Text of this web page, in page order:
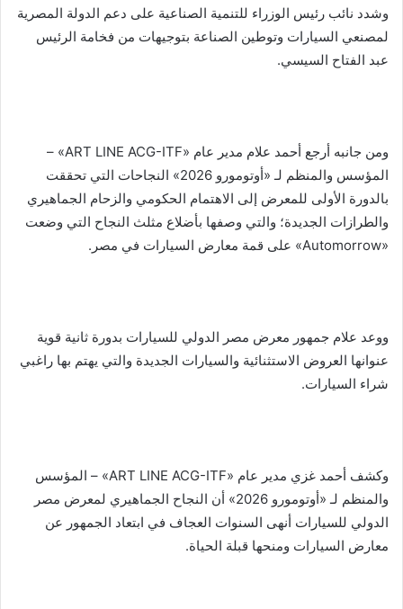
وشدد نائب رئيس الوزراء للتنمية الصناعية على دعم الدولة المصرية
لمصنعي السيارات وتوطين الصناعة بتوجيهات من فخامة الرئيس
عبد الفتاح السيسي.
ومن جانبه أرجع أحمد علام مدير عام «ART LINE ACG-ITF» –
المؤسس والمنظم لـ «أوتومورو 2026» النجاحات التي تحققت
بالدورة الأولى للمعرض إلى الاهتمام الحكومي والزحام الجماهيري
والطرازات الجديدة؛ والتي وصفها بأضلاع مثلث النجاح التي وضعت
«Automorrow» على قمة معارض السيارات في مصر.
ووعد علام جمهور معرض مصر الدولي للسيارات بدورة ثانية قوية
عنوانها العروض الاستثنائية والسيارات الجديدة والتي يهتم بها راغبي
شراء السيارات.
وكشف أحمد غزي مدير عام «ART LINE ACG-ITF» – المؤسس
والمنظم لـ «أوتومورو 2026» أن النجاح الجماهيري لمعرض مصر
الدولي للسيارات أنهى السنوات العجاف في ابتعاد الجمهور عن
معارض السيارات ومنحها قبلة الحياة.